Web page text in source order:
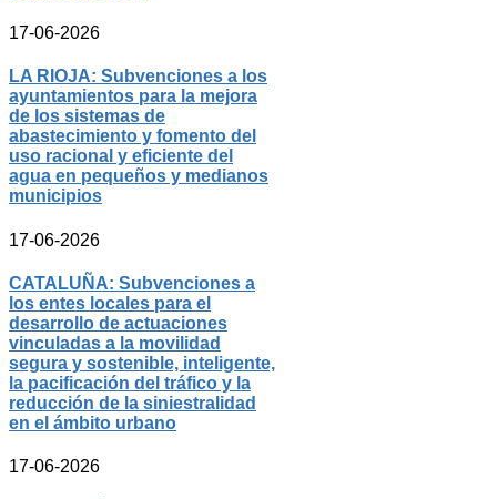
17-06-2026
LA RIOJA: Subvenciones a los
ayuntamientos para la mejora
de los sistemas de
abastecimiento y fomento del
uso racional y eficiente del
agua en pequeños y medianos
municipios
17-06-2026
CATALUÑA: Subvenciones a
los entes locales para el
desarrollo de actuaciones
vinculadas a la movilidad
segura y sostenible, inteligente,
la pacificación del tráfico y la
reducción de la siniestralidad
en el ámbito urbano
17-06-2026